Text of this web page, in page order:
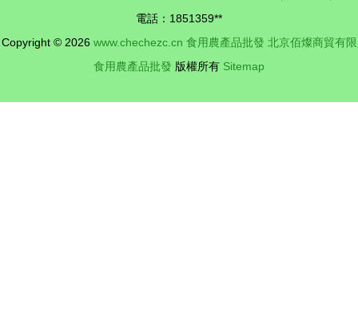
市場貨源
電話：1851359**
Copyright © 2026 www.chechezc.cn 食用農產品批發 北京佰燦商貿有限
食用農產品批發 版權所有 Sitemap